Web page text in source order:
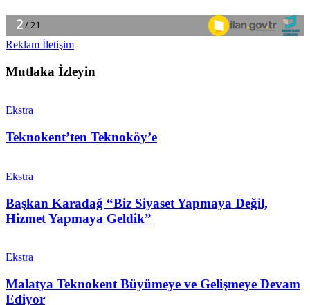
Reklam İletişim
Mutlaka İzleyin
Ekstra
Teknokent’ten Teknoköy’e
Ekstra
Başkan Karadağ “Biz Siyaset Yapmaya Değil,
Hizmet Yapmaya Geldik”
Ekstra
Malatya Teknokent Büyümeye ve Gelişmeye Devam
Ediyor